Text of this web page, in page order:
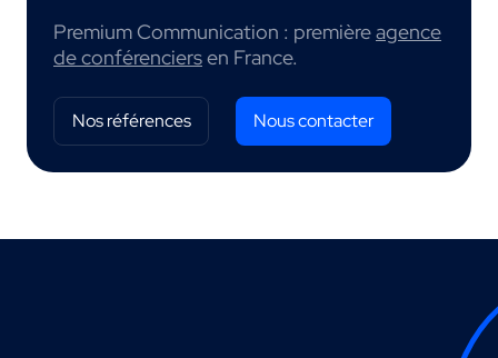
Premium Communication : premièreagence
de conférenciersen France.
Nos références Nous contacter